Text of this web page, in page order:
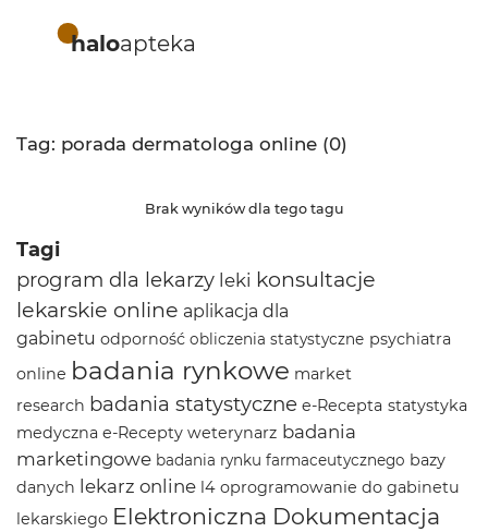
haloapteka
Tag: porada dermatologa online (0)
Brak wyników dla tego tagu
Tagi
program dla lekarzy leki konsultacje
lekarskie online aplikacja dla
gabinetu odporność obliczenia statystyczne psychiatra
online badania rynkowe market
research badania statystyczne e-Recepta statystyka
medyczna e-Recepty weterynarz badania
marketingowe badania rynku farmaceutycznego bazy
danych lekarz online l4 oprogramowanie do gabinetu
lekarskiego Elektroniczna Dokumentacja